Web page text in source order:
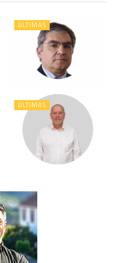
ÚLTIMAS
ÚLTIMAS